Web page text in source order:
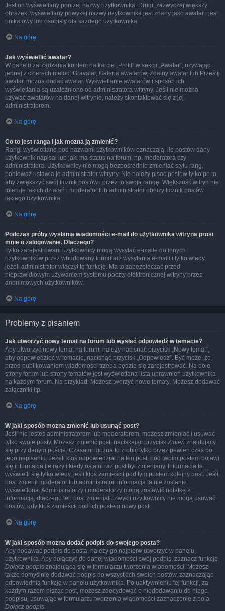
Jest on wyświetlany poniżej nazwy użytkownika. Drugi, zazwyczaj większy
obrazek, wyświetlany powyżej nazwy użytkownika jest znany jako awatar i jest
unikatowy lub osobisty dla każdego użytkownika.
Na górę
Jak wyświetlić awatar?
W panelu zarządzania kontem na karcie „Profil” w sekcji „Awatar”, używając
jednej z czterech metod: Gravatar, Galeria awatarów, Zdalny awatar lub Prześlij
awatar, można dodać awatar. Wyświetlanie awatarów i sposób ich
wyświetlania są uzależnione od administratora witryny. Jeśli nie można
używać awatarów na danej witrynie, należy skontaktować się z jej
administratorem.
Na górę
Co to jest ranga i jak można ją zmienić?
Rangi wyświetlane pod nazwami użytkowników oznaczają, ile postów dany
użytkownik napisał lub jaki ma status na forum, np. moderatora czy
administratora. Użytkownicy nie mogą bezpośrednio zmieniać stylu rang,
ponieważ ustawia je administrator witryny. Nie należy pisać postów tylko po to,
aby zwiększyć swój licznik postów i przez to swoją rangę. Większość witryn nie
toleruje takich działań i moderator lub administrator obniży licznik postów
takiego użytkownika.
Na górę
Podczas próby wysłania wiadomości e-mail do użytkownika witryna prosi
mnie o zalogowanie. Dlaczego?
Tylko zarejestrowani użytkownicy mogą wysyłać e-maile do innych
użytkowników przez wbudowany formularz wysyłania e-maili i tylko wtedy,
jeżeli administrator włączył tę funkcję. Ma to zabezpieczać przed
nieprawidłowym używaniem systemu poczty elektronicznej witryny przez
anonimowych użytkowników.
Na górę
Problemy z pisaniem
Jak utworzyć nowy temat na forum lub wysłać odpowiedź w temacie?
Aby utworzyć nowy temat na forum, należy nacisnąć przycisk „Nowy temat”,
aby odpowiedzieć w temacie, nacisnąć przycisk „Odpowiedz”. Być może, że
przed publikowaniem wiadomości trzeba będzie się zarejestrować. Na dole
strony forum lub strony tematów jest wyświetlana lista uprawnień użytkownika
na każdym forum. Na przykład: Możesz tworzyć nowe tematy, Możesz dodawać
załączniki itp.
Na górę
W jaki sposób można zmienić lub usunąć post?
Jeśli nie jesteś administratorem lub moderatorem, możesz zmieniać i usuwać
tylko swoje posty. Możesz zmienić post, naciskając przycisk Zmień znajdujący
się przy danym poście. Czasami można to zrobić tylko przez pewien czas po
jego napisaniu. Jeżeli ktoś odpowiedział na ten post, pod twoim postem pojawi
się informacja ile razy i kiedy ostatni raz post był zmieniany. Informacja ta
wyświetli się tylko wtedy, jeśli ktoś zamieścił pod tym postem kolejny post. Jeśli
post zmienił moderator lub administrator, informacja ta nie zostanie
wyświetlona. Administratorzy i moderatorzy mogą zostawić notatkę z
informacją, dlaczego ten post zmieniali. Zwykli użytkownicy nie mogą usuwać
postów, gdy ktoś zamieścił pod ich postem nowy post.
Na górę
W jaki sposób można dodać podpis do swojego posta?
Aby dodawać podpis do posta, należy go najpierw utworzyć w panelu
użytkownika. Aby dołączyć do danej wiadomości swój podpis, zaznacz funkcję
Dołącz podpis znajdującą się w formularzu tworzenia wiadomości. Możesz
także domyślnie dodawać podpis do wszystkich swoich postów, zaznaczając
odpowiednią funkcję w panelu użytkownika. Po uaktywnieniu tej funkcji, za
każdym razem pisząc post, możesz zdecydować o niedodawaniu do niego
podpisu, usuwając w formularzu tworzenia wiadomości zaznaczenie z pola
Dołącz podpis.